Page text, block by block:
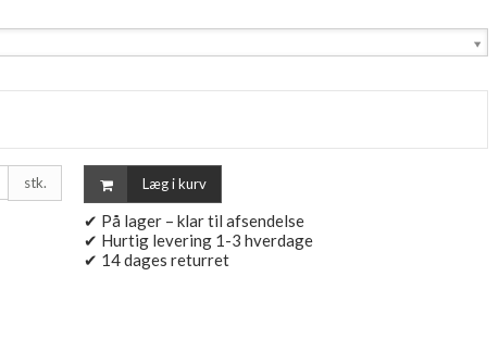
stk. Læg i kurv
✔ På lager – klar til afsendelse
✔ Hurtig levering 1-3 hverdage
✔ 14 dages returret